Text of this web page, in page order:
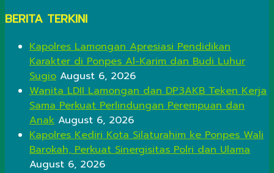
BERITA TERKINI
Kapolres Lamongan Apresiasi Pendidikan
Karakter di Ponpes Al-Karim dan Budi Luhur
Sugio August 6, 2026
Wanita LDII Lamongan dan DP3AKB Teken Kerja
Sama Perkuat Perlindungan Perempuan dan
Anak August 6, 2026
Kapolres Kediri Kota Silaturahim ke Ponpes Wali
Barokah, Perkuat Sinergisitas Polri dan Ulama
August 6, 2026